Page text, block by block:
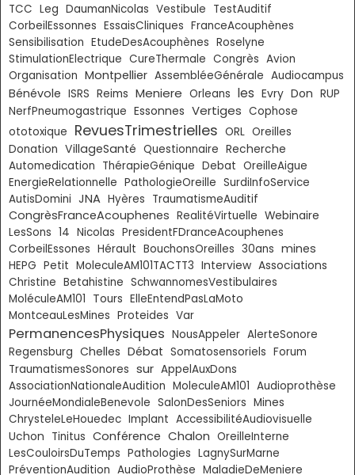
TCC Leg DaumanNicolas Vestibule TestAuditif
CorbeilEssonnes EssaisCliniques FranceAcouphènes
Sensibilisation EtudeDesAcouphènes Roselyne
StimulationElectrique CureThermale Congrès Avion
Organisation Montpellier AssembléeGénérale Audiocampus
Bénévole ISRS Reims Meniere Orleans les Evry Don RUP
NerfPneumogastrique Essonnes Vertiges Cophose
ototoxique RevuesTrimestrielles ORL Oreilles
Donation VillageSanté Questionnaire Recherche
Automedication ThérapieGénique Debat OreilleAigue
EnergieRelationnelle PathologieOreille SurdiInfoService
AutisDomini JNA Hyères TraumatismeAuditif
CongrèsFranceAcouphenes RealitéVirtuelle Webinaire
LesSons 14 Nicolas PresidentFDranceAcouphenes
CorbeilEssones Hérault BouchonsOreilles 30ans mines
HEPG Petit MoleculeAM101TACTT3 Interview Associations
Christine Betahistine SchwannomesVestibulaires
MoléculeAM101 Tours ElleEntendPasLaMoto
MontceauLesMines Proteides Var
PermanencesPhysiques NousAppeler AlerteSonore
Regensburg Chelles Débat Somatosensoriels Forum
TraumatismesSonores sur AppelAuxDons
AssociationNationaleAudition MoleculeAM101 Audioprothèse
JournéeMondialeBenevole SalonDesSeniors Mines
ChrysteleLeHouedec Implant AccessibilitéAudiovisuelle
Uchon Tinitus Conférence Chalon OreilleInterne
LesCouloirsDuTemps Pathologies LagnySurMarne
PréventionAudition AudioProthèse MaladieDeMeniere